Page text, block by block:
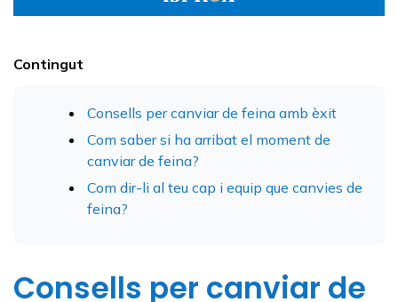
Contingut
Consells per canviar de feina amb èxit
Com saber si ha arribat el moment de
canviar de feina?
Com dir-li al teu cap i equip que canvies de
feina?
Consells per canviar de